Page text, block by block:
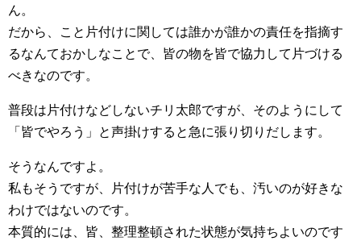
ん。
だから、こと片付けに関しては誰かが誰かの責任を指摘す
るなんておかしなことで、皆の物を皆で協力して片づける
べきなのです。
普段は片付けなどしないチリ太郎ですが、そのようにして
「皆でやろう」と声掛けすると急に張り切りだします。
そうなんですよ。
私もそうですが、片付けが苦手な人でも、汚いのが好きな
わけではないのです。
本質的には、皆、整理整頓された状態が気持ちよいのです